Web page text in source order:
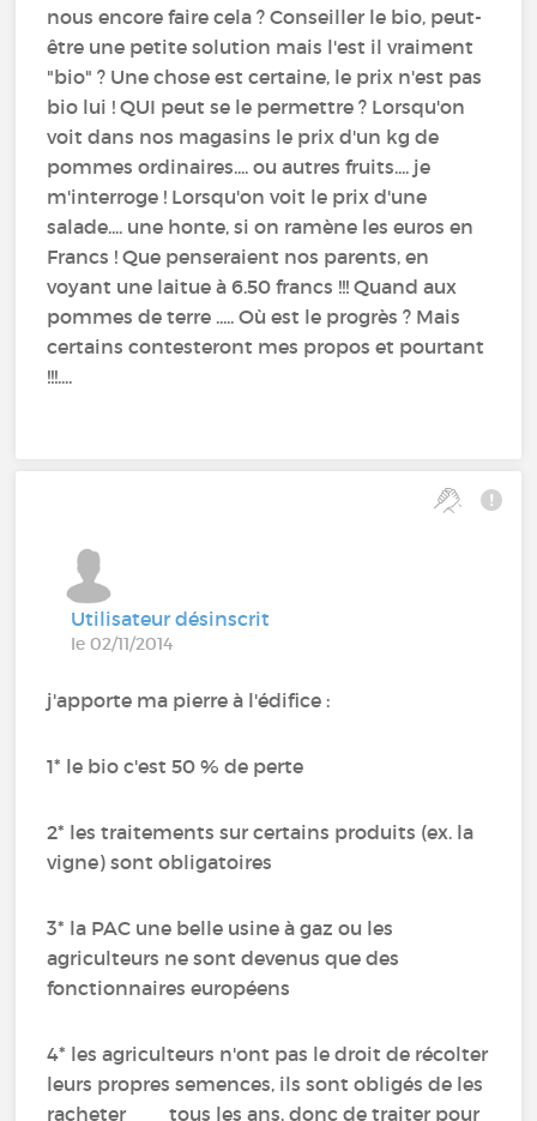
nous encore faire cela ? Conseiller le bio, peut-
être une petite solution mais l'est il vraiment
"bio" ? Une chose est certaine, le prix n'est pas
bio lui ! QUI peut se le permettre ? Lorsqu'on
voit dans nos magasins le prix d'un kg de
pommes ordinaires.... ou autres fruits.... je
m'interroge ! Lorsqu'on voit le prix d'une
salade.... une honte, si on ramène les euros en
Francs ! Que penseraient nos parents, en
voyant une laitue à 6.50 francs !!! Quand aux
pommes de terre ..... Où est le progrès ? Mais
certains contesteront mes propos et pourtant
!!!....
Utilisateur désinscrit
le 02/11/2014
j'apporte ma pierre à l'édifice :
1* le bio c'est 50 % de perte
2* les traitements sur certains produits (ex. la
vigne) sont obligatoires
3* la PAC une belle usine à gaz ou les
agriculteurs ne sont devenus que des
fonctionnaires européens
4* les agriculteurs n'ont pas le droit de récolter
leurs propres semences, ils sont obligés de les
racheter tous les ans, donc de traiter pour